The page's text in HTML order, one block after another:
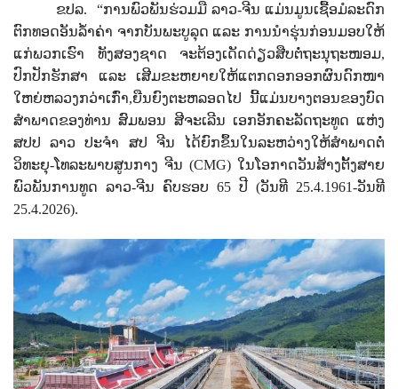
ຂປລ. “ການພົວພັນຮ່ວມມື ລາວ-ຈີນ ແມ່ນມູນເຊື້ອມໍລະດົກ
ຕົກທອດອັນລໍ້າຄ່າ ຈາກບັນພະບູລຸດ ແລະ ການນໍາຮຸ່ນກ່ອນມອບໃຫ້
ແກ່ພວກເຮົາ ທັງສອງຊາດ ຈະຕ້ອງເດັດດ່ຽວສືບຕໍ່ຖະນຸຖະໜອມ,
ປົກປັກຮັກສາ ແລະ ເສີມຂະຫຍາຍໃຫ້ແຕກດອກອອກຜົນດົກໜາ
ໃຫຍ່ຫລວງກວ່າເກົ່າ,ຍືນຍົງຕະຫລອດໄປ ນີ້ແມ່ນບາງຕອນຂອງບົດ
ສຳພາດຂອງທ່ານ ສົມພອນ ສີຈະເລີນ ເອກອັກຄະລັດຖະທູດ ແຫ່ງ
ສປປ ລາວ ປະຈໍາ ສປ ຈີນ ໄດ້ຍົກຂຶ້ນໃນລະຫວ່າງໃຫ້ສໍາພາດຕໍ່
ວິທະຍຸ-ໂທລະພາບສູນກາງ ຈີນ (CMG) ໃນໂອກາດວັນສ້າງຕັ້ງສາຍ
ພົວພັນການທູດ ລາວ-ຈີນ ຄົບຮອບ 65 ປີ (ວັນທີ 25.4.1961-ວັນທີ
25.4.2026).